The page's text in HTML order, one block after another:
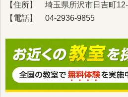
【住所】 埼玉県所沢市日吉町
【電話】 04-2936-9855